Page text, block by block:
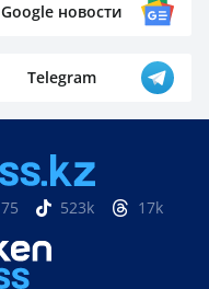
Google новости
Telegram
75 523k 17k